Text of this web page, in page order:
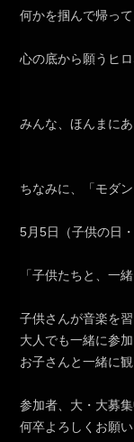
何かを掴んで帰っ
心の底から願うヒ
みんな、ほんまに
ちなみに、「モダ
5月5日（子供の日
「子供たちと、一
子供さんが音楽を
大人でも一緒に参
お子さんと一緒に
参加者、大・大募
何卒よろしくお願い